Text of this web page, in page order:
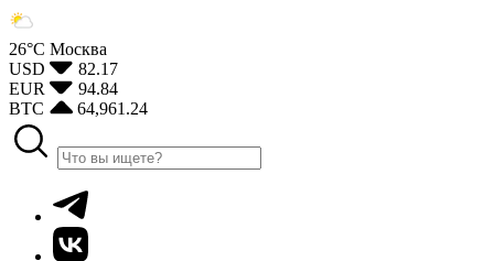
26°С Москва
USD
82.17
EUR
94.84
BTC
64,961.24